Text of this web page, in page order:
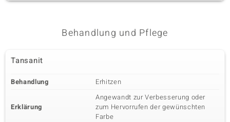
Krappenfassung Brasilien
Behandlung und Pflege
Tansanit
Behandlung Erhitzen
Erklärung
Angewandt zur Verbesserung oder
zum Hervorrufen der gewünschten
Farbe